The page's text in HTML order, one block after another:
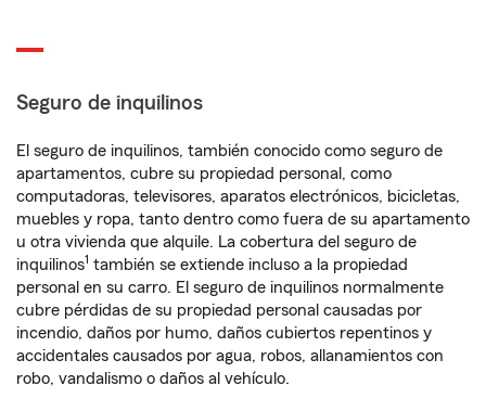
Seguro de inquilinos
El seguro de inquilinos, también conocido como seguro de
apartamentos, cubre su propiedad personal, como
computadoras, televisores, aparatos electrónicos, bicicletas,
muebles y ropa, tanto dentro como fuera de su apartamento
u otra vivienda que alquile. La cobertura del seguro de
inquilinos1 también se extiende incluso a la propiedad
personal en su carro. El seguro de inquilinos normalmente
cubre pérdidas de su propiedad personal causadas por
incendio, daños por humo, daños cubiertos repentinos y
accidentales causados por agua, robos, allanamientos con
robo, vandalismo o daños al vehículo.